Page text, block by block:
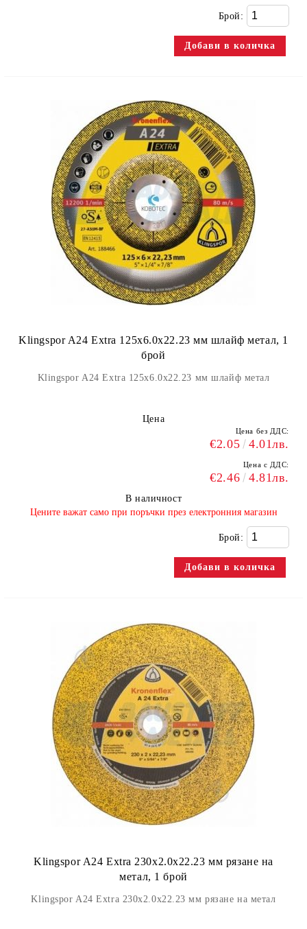
Брой:
Klingspor A24 Extra 125x6.0x22.23 мм шлайф метал, 1
брой
Klingspor A24 Extra 125x6.0x22.23 мм шлайф метал
Цена
Цена без ДДС:
€2.05 4.01лв.
Цена с ДДС:
€2.46 4.81лв.
В наличност
​Цените важат само при поръчки през електронния магазин
Брой:
Klingspor A24 Extra 230x2.0x22.23 мм рязане на
метал, 1 брой
Klingspor A24 Extra 230x2.0x22.23 мм рязане на метал